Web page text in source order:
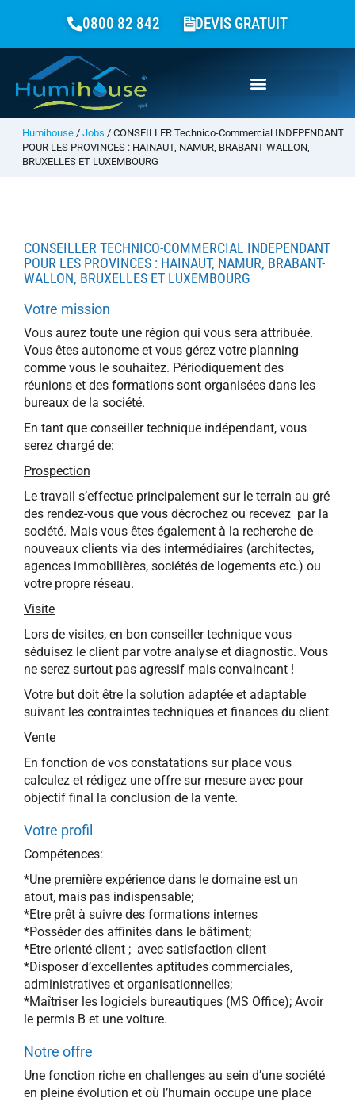
0800 82 842 DEVIS GRATUIT
Humihouse / Jobs / CONSEILLER Technico-Commercial INDEPENDANT
POUR LES PROVINCES : HAINAUT, NAMUR, BRABANT-WALLON,
BRUXELLES ET LUXEMBOURG
CONSEILLER TECHNICO-COMMERCIAL INDEPENDANT
POUR LES PROVINCES : HAINAUT, NAMUR, BRABANT-
WALLON, BRUXELLES ET LUXEMBOURG
Votre mission
Vous aurez toute une région qui vous sera attribuée.
Vous êtes autonome et vous gérez votre planning
comme vous le souhaitez. Périodiquement des
réunions et des formations sont organisées dans les
bureaux de la société.
En tant que conseiller technique indépendant, vous
serez chargé de:
Prospection
Le travail s’effectue principalement sur le terrain au gré
des rendez-vous que vous décrochez ou recevez par la
société. Mais vous êtes également à la recherche de
nouveaux clients via des intermédiaires (architectes,
agences immobilières, sociétés de logements etc.) ou
votre propre réseau.
Visite
Lors de visites, en bon conseiller technique vous
séduisez le client par votre analyse et diagnostic. Vous
ne serez surtout pas agressif mais convaincant !
Votre but doit être la solution adaptée et adaptable
suivant les contraintes techniques et finances du client
Vente
En fonction de vos constatations sur place vous
calculez et rédigez une offre sur mesure avec pour
objectif final la conclusion de la vente.
Votre profil
Compétences:
*Une première expérience dans le domaine est un
atout, mais pas indispensable;
*Etre prêt à suivre des formations internes
*Posséder des affinités dans le bâtiment;
*Etre orienté client ; avec satisfaction client
*Disposer d’excellentes aptitudes commerciales,
administratives et organisationnelles;
*Maîtriser les logiciels bureautiques (MS Office); Avoir
le permis B et une voiture.
Notre offre
Une fonction riche en challenges au sein d’une société
en pleine évolution et où l’humain occupe une place